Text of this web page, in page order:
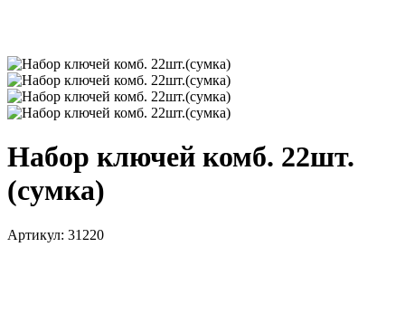
Набор ключей комб. 22шт.
(сумка)
Артикул: 31220